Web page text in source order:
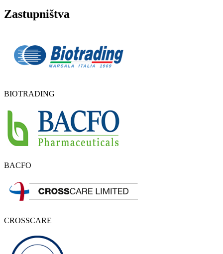
Zastupništva
BIOTRADING
BACFO
CROSSCARE